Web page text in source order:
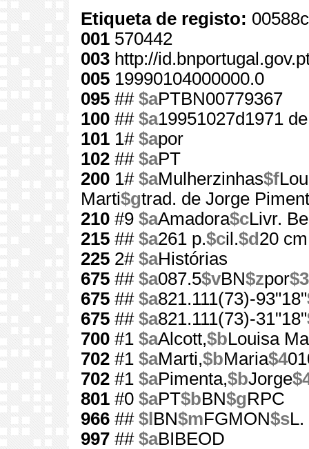
Etiqueta de registo:
001 570442
003 http://
005 19990104000000.0
095 ## $aPTBN00779367
100 ## $a19951027d1971
101 1# $apor
102 ## $aPT
200 1# $aMulherzinhas$f
Marti$gtrad. de Jorge
210 #9 $aAmadora$cLivr.
215 ## $a261 p.$cil.$d 20 cm
225 2# $aHistórias
675 ## $a087.5$vBN$zpor$3
675 ## $a821.111(73)-93"18"
675 ## $a821.111(73)-31"18"
700 #1 $aAlcott,$bLouisa
702 #1 $aMarti,$bMaria$4
702 #1 $aPimenta,$bJorge
801 #0 $aPT$bBN$gRPC
966 ## $l BN$mFGMON$sL.
997 ## $aBIBEOD